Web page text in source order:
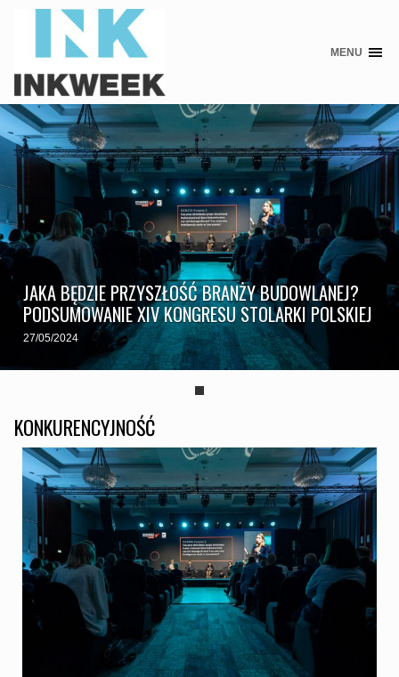
Skip
content
MENU
JAKA BĘDZIE PRZYSZŁOŚĆ BRANŻY BUDOWLANEJ?
PODSUMOWANIE XIV KONGRESU STOLARKI POLSKIEJ
27/05/2024
KONKURENCYJNOŚĆ